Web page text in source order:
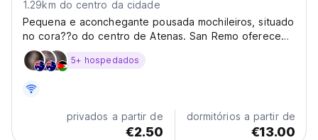
1.29km do centro da cidade
Pequena e aconchegante pousada mochileiros, situado
no cora??o do centro de Atenas. San Remo oferece
alojamento em 1,2,3,4 e 6 quartos com ou sem casa de
banho privativa a pre?os acess?veis. Todos os quartos
druplos...
5+ hospedados
privados a partir de
€2.50
dormitórios a partir de
€13.00